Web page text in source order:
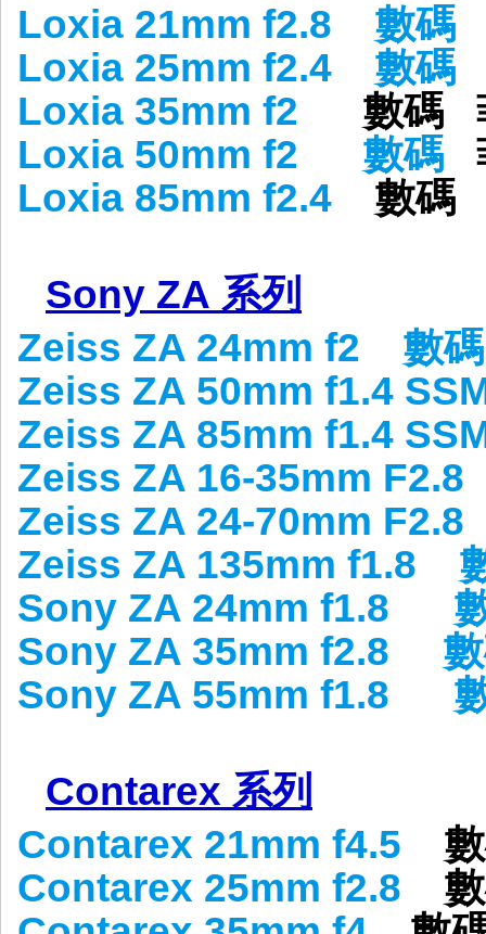
Loxia 21mm f2.8
數碼
Loxia 25mm f2.4
數碼
Loxia 35mm f2 數碼
Loxia 50mm f2
數碼
Loxia 85mm f2.4 數碼
Sony ZA 系列
Zeiss ZA 24mm f2
數碼
Zeiss ZA 50mm f1.4
Zeiss ZA 85mm f1.4
Zeiss ZA 16-35mm F2.8
Zeiss ZA 24-70mm F2.8
Zeiss ZA 135mm f1.8
Sony ZA 24mm f1.8
Sony ZA 35mm f2.8
Sony ZA 55mm f1.8
Contarex 系列
Contarex 21mm f4.5
Contarex 25mm f2.8